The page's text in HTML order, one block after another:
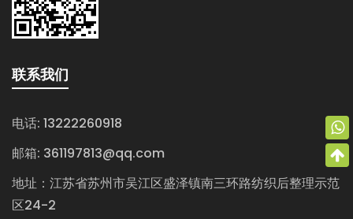
联系我们
电话: 13222260918
邮箱: 361197813@qq.com
地址：江苏省苏州市吴江区盛泽镇南三环路纺织后整理示范
区24-2